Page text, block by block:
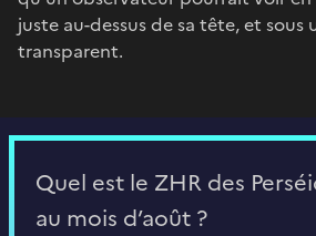
juste au-dessus de sa tête, et
transparent.
Quel est le ZHR des
au mois d’août ?